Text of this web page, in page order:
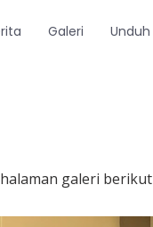
Galeri Unduh
galeri berikut